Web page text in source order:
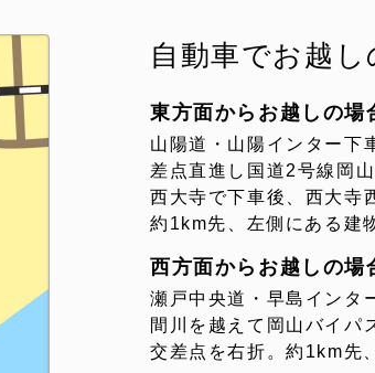
自動車でお越し
東方面からお越しの場
山陽道・山陽インター下
差点直進し国道2号線岡
西大寺で下車後、西大寺
約1km先、左側にある建
西方面からお越しの場
瀬戸中央道・早島インタ
間川を越えて岡山バイパ
交差点を右折。約1km先